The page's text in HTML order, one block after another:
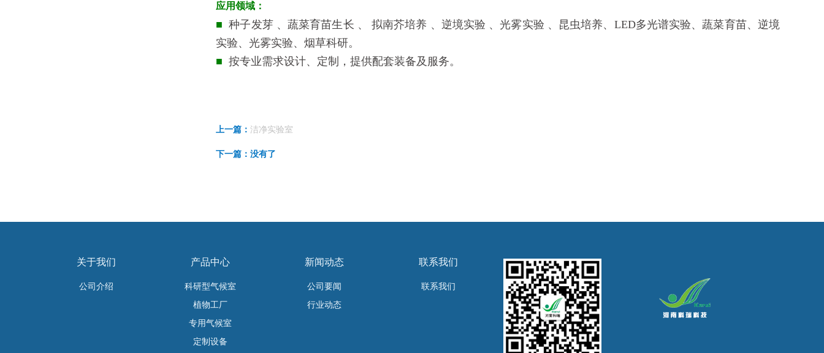
应用领域：
■种子发芽 、蔬菜育苗生长 、 拟南芥培养 、逆境实验 、光雾实验 、昆虫培养、LED多光谱实验、蔬菜育苗、逆境
实验、光雾实验、烟草科研。
■ 按专业需求设计、定制，提供配套装备及服务。
上一篇： 洁净实验室
下一篇：没有了
关于我们
公司介绍
产品中心
科研型气候室
植物工厂
专用气候室
定制设备
新闻动态
公司要闻
行业动态
联系我们
联系我们